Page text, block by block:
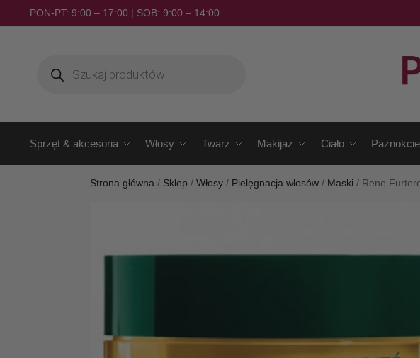
PON-PT: 9:00 – 17:00 | SOB: 9:00 – 14:00
Sprzęt & akcesoria Włosy Twarz Makijaż Ciało Paznokcie
Strona główna / Sklep /Włosy / Pielęgnacja włosów / Maski / Rene